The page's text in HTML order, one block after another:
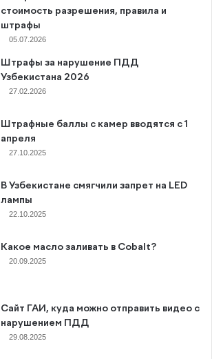
стоимость разрешения, правила и
штрафы
05.07.2026
Штрафы за нарушение ПДД
Узбекистана 2026
27.02.2026
Штрафные баллы с камер вводятся с 1
апреля
27.10.2025
В Узбекистане смягчили запрет на LED
лампы
22.10.2025
Какое масло заливать в Cobalt?
20.09.2025
Сайт ГАИ, куда можно отправить видео с
нарушением ПДД
29.08.2025